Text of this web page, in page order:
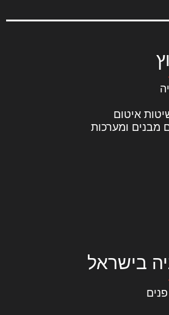
איטום
מבנים ומערכות
בישראל